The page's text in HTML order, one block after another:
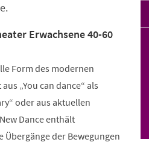
Erwachsene 40-60
Form des modernen
„You can dance“ als
oder aus aktuellen
Dance enthält
der Bewegungen